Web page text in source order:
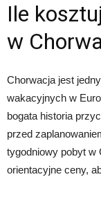
Ile
w
Chorwacja jest
wakacyjnych w
bogata historia
przed
tygodniowy pobyt w
orientacyjne ceny,